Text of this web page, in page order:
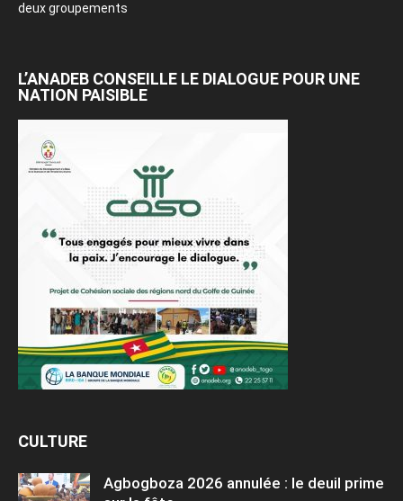
deux groupements
L’ANADEB CONSEILLE LE DIALOGUE POUR UNE
NATION PAISIBLE
CULTURE
Agbogboza 2026 annulée : le deuil prime